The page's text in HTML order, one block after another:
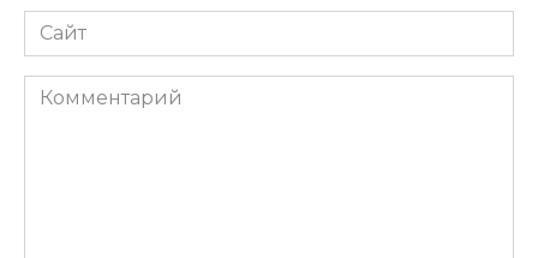
Сайт
Комментарий